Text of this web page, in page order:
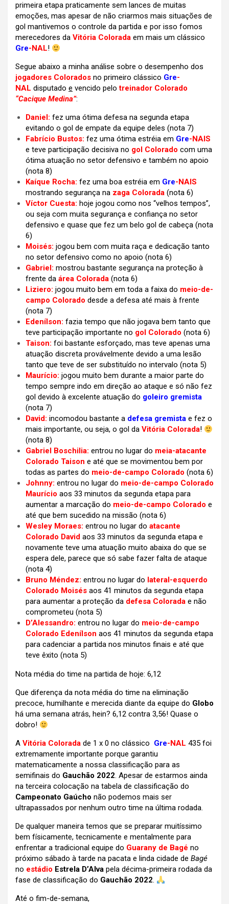
primeira etapa praticamente sem lances de muitas
emoções, mas apesar de não criarmos mais situações de
gol mantivemos o controle da partida e por isso fomos
merecedores da Vitória Colorada em mais um clássico
Gre-NAL!
Segue abaixo a minha análise sobre o desempenho dos
jogadores Colorados no primeiro clássico Gre-
NAL disputado e vencido pelotreinador Colorado
“Cacique Medina”:
Daniel: fez uma ótima defesa na segunda etapa
evitando o gol de empate da equipe deles (nota 7)
Fabrício Bustos: fez uma ótima estréia em Gre-NAIS
e teve participação decisiva no gol Colorado com uma
ótima atuação no setor defensivo e também no apoio
(nota 8)
Kaíque Rocha: fez uma boa estréia em Gre-NAIS
mostrando segurança na zaga Colorada (nota 6)
Víctor Cuesta: hoje jogou como nos “velhos tempos”,
ou seja com muita segurança e confiança no setor
defensivo e quase que fez um belo gol de cabeça (nota
6)
Moisés: jogou bem com muita raça e dedicação tanto
no setor defensivo como no apoio (nota 6)
Gabriel: mostrou bastante segurança na proteção à
frente da área Colorada (nota 6)
Liziero: jogou muito bem em toda a faixa do meio-de-
campo Colorado desde a defesa até mais à frente
(nota 7)
Edenílson: fazia tempo que não jogava bem tanto que
teve participação importante no gol Colorado (nota 6)
Taison: foi bastante esforçado, mas teve apenas uma
atuação discreta provávelmente devido a uma lesão
tanto que teve de ser substituído no intervalo (nota 5)
Maurício: jogou muito bem durante a maior parte do
tempo sempre indo em direção ao ataque e só não fez
gol devido à excelente atuação do goleiro gremista
(nota 7)
David: incomodou bastante a defesa gremista e fez o
mais importante, ou seja, o gol da Vitória Colorada!
(nota 8)
Gabriel Boschilia: entrou no lugar do meia-atacante
Colorado Taison e até que se movimentou bem por
todas as partes do meio-de-campo Colorado (nota 6)
Johnny: entrou no lugar do meio-de-campo Colorado
Maurício aos 33 minutos da segunda etapa para
aumentar a marcação do meio-de-campo Colorado e
até que bem sucedido na missão (nota 6)
Wesley Moraes: entrou no lugar do atacante
Colorado David aos 33 minutos da segunda etapa e
novamente teve uma atuação muito abaixa do que se
espera dele, parece que só sabe fazer falta de ataque
(nota 4)
Bruno Méndez: entrou no lugar do lateral-esquerdo
Colorado Moisés aos 41 minutos da segunda etapa
para aumentar a proteção da defesa Colorada e não
comprometeu (nota 5)
D’Alessandro: entrou no lugar do meio-de-campo
Colorado Edenílson aos 41 minutos da segunda etapa
para cadenciar a partida nos minutos finais e até que
teve êxito (nota 5)
Nota média do time na partida de hoje: 6,12
Que diferença da nota média do time na eliminação
precoce, humilhante e merecida diante da equipe do Globo
há uma semana atrás, hein? 6,12 contra 3,56! Quase o
dobro!
A Vitória Colorada de 1 x 0 no clássico Gre-NAL 435 foi
extremamente importante porque garantiu
matematicamente a nossa classificação para as
semifinais do Gauchão 2022. Apesar de estarmos ainda
na terceira colocação na tabela de classificação do
Campeonato Gaúcho não podemos mais ser
ultrapassados por nenhum outro time na última rodada.
De qualquer maneira temos que se preparar muitíssimo
bem físicamente, tecnicamente e mentalmente para
enfrentar a tradicional equipe do Guarany de Bagé no
próximo sábado à tarde na pacata e linda cidade de Bagé
no estádio Estrela D’Alva pela décima-primeira rodada da
fase de classificação do Gauchão 2022.
Até o fim-de-semana,